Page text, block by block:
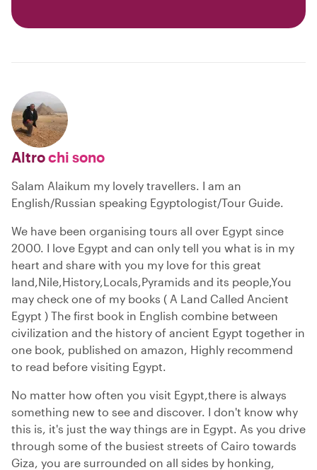
Altrochi sono
Salam Alaikum my lovely travellers. I am an
English/Russian speaking Egyptologist/Tour Guide.
We have been organising tours all over Egypt since
2000. I love Egypt and can only tell you what is in my
heart and share with you my love for this great
land,Nile,History,Locals,Pyramids and its people,You
may check one of my books ( A Land Called Ancient
Egypt ) The first book in English combine between
civilization and the history of ancient Egypt together in
one book, published on amazon, Highly recommend
to read before visiting Egypt.
No matter how often you visit Egypt,there is always
something new to see and discover. I don't know why
this is, it's just the way things are in Egypt. As you drive
through some of the busiest streets of Cairo towards
Giza, you are surrounded on all sides by honking,